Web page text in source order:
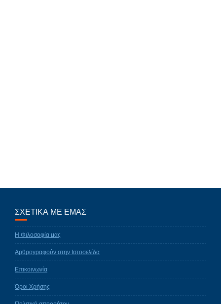
ΣΧΕΤΙΚΑ ΜΕ ΕΜΑΣ
Η Φιλοσοφία μας
Αρθρογραφούν στην Ιστοσελίδα
Επικοινωνία
Όροι Χρήσης